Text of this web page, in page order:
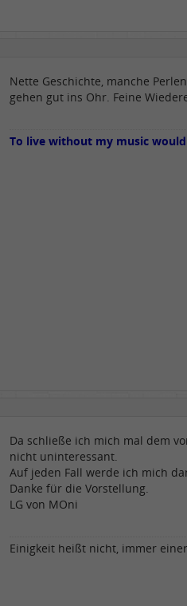
Nette Geschichte, manche
gehen gut ins Ohr. Feine
To live without my music
Da schließe ich mich mal dem
nicht uninteressant.
Auf jeden Fall werde ich mich
Danke für die Vorstellung.
LG von MOni
Einigkeit heißt nicht, immer